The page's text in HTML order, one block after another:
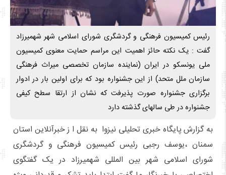
رئیس کمیسیون فرهنگی و گردشگری شورای اسلامی شهر شهمیرزاد
گفت : یک نکته حائز اهمیت این مراسم حمایت معنوی کمیسیون
ملی یونسکو در ایران (نماینده سازمان تخصصی میراث فرهنگی
سازمان ملل متحد) از این جشنواره بود که برای اولین بار در ادوار
برگزاری جشنواره صورت پذیرفت که نشان از ارتقا سطح کیفی
جشنواره در طی سالهای گذشته دارد
به گزارش پایگاه خبری تحلیلی نیزوا به نقل ا ز خبرآنلاین استان
سمنان ،یوسف رجبی رئیس کمیسیون فرهنگی و گردشگری
شورای اسلامی شهر بین المللی شهمیرزاد در یک گفتگوی